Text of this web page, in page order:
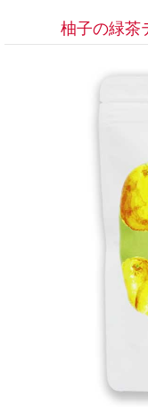
柚子の緑茶